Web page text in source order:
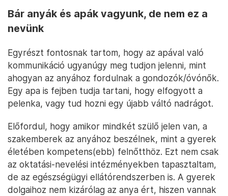
Bár anyák és apák vagyunk, de nem ez a
nevünk
Egyrészt fontosnak tartom, hogy az apával való
kommunikáció ugyanúgy meg tudjon jelenni, mint
ahogyan az anyához fordulnak a gondozók/óvónők.
Egy apa is fejben tudja tartani, hogy elfogyott a
pelenka, vagy tud hozni egy újabb váltó nadrágot.
Előfordul, hogy amikor mindkét szülő jelen van, a
szakemberek az anyához beszélnek, mint a gyerek
életében kompetens(ebb) felnőtthöz. Ezt nem csak
az oktatási-nevelési intézményekben tapasztaltam,
de az egészségügyi ellátórendszerben is. A gyerek
dolgaihoz nem kizárólag az anya ért, hiszen vannak